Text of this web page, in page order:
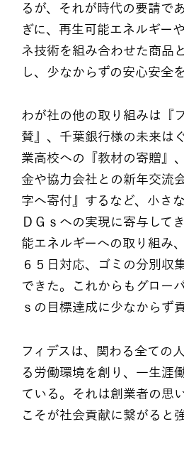
るが、それが時代の要請で
ぎに、再生可能エネルギー
ネ技術を組み合わせた商品
し、少なからずの安心安全
わが社の他の取り組みは『
賛』、千葉銀行様の未来は
業高校への『教材の寄贈』
金や協力会社との新年交流
字へ寄付』するなど、小さ
ＤＧｓへの実現に寄与して
能エネルギーへの取り組み
６５日対応、ゴミの分別収
できた。これからもグロー
ｓの目標達成に少なからず
フィデスは、関わる全ての
る労働環境を創り、一生涯
ている。それは創業者の思
こそが社会貢献に繋がると